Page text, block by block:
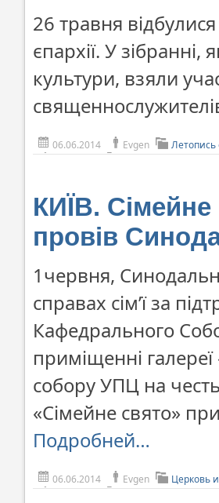
26 травня
єпархії. У
культури, взяли
06.06.2014 Evgen Летопись
КИЇВ. Сімейне
провів
1червня,
справах сім’ї за
Кафедрального
приміщенні
собору УПЦ на
«Сімейне свято»
Подробней…
06.06.2014 Evgen Церковь